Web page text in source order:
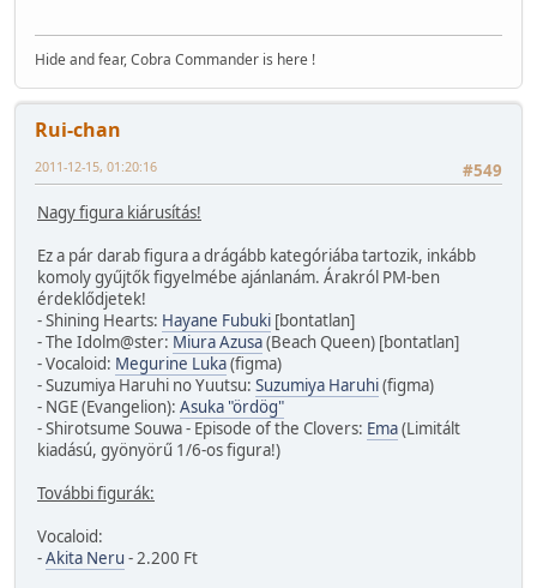
Hide and fear, Cobra Commander is here !
Rui-chan
#549
2011-12-15, 01:20:16
Nagy figura kiárusítás!
Ez a pár darab figura a drágább kategóriába tartozik, inkább
komoly gyűjtők figyelmébe ajánlanám. Árakról PM-ben
érdeklődjetek!
- Shining Hearts: Hayane Fubuki [bontatlan]
- The Idolm@ster: Miura Azusa(Beach Queen) [bontatlan]
- Vocaloid: Megurine Luka(figma)
- Suzumiya Haruhi no Yuutsu: Suzumiya Haruhi(figma)
- NGE (Evangelion): Asuka "ördög"
- Shirotsume Souwa - Episode of the Clovers: Ema(Limitált
kiadású, gyönyörű 1/6-os figura!)
További figurák:
Vocaloid:
-Akita Neru - 2.200 Ft